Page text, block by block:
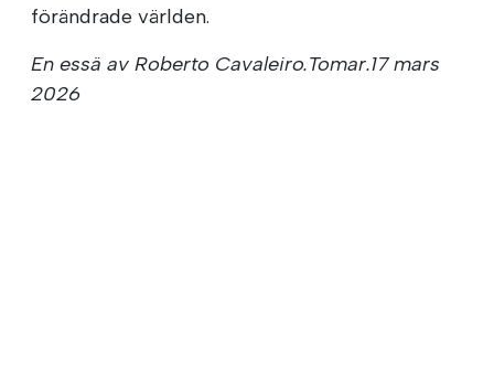
förändrade världen.
En essä av Roberto Cavaleiro.Tomar.17 mars
2026